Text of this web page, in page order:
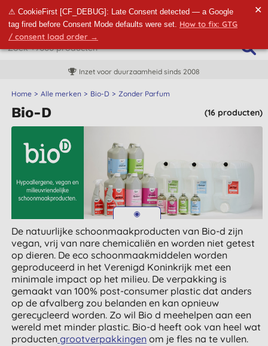
⚠ CookieFirst [CF_DEBUG]: Late Consent detected — a Google
tag fired before Consent Mode defaults were set. How to fix: GTG
/ consent load order →
✕
Inzet voor duurzaamheid sinds 2008
Home Alle merken Bio-D Zonder Parfum
(16 producten)
Bio-D
De natuurlijke schoonmaakproducten van Bio-d zijn
vegan, vrij van nare chemicaliën en worden niet getest
op dieren. De eco schoonmaakmiddelen worden
geproduceerd in het Verenigd Koninkrijk met een
minimale impact op het milieu. De verpakking is
gemaakt van 100% post-consumer plastic dat anders
op de afvalberg zou belanden en kan opnieuw
gerecycleerd worden. Zo wil Bio d meehelpen aan een
wereld met minder plastic. Bio-d heeft ook van heel wat
producten grootverpakkingen om je fles na te vullen.